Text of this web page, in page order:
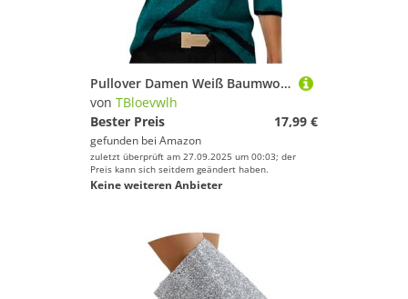
Pullover Damen Weiß Baumwolle Offener Rücken Sommer Pullover Damen Langarm Sweatshirt Basic Rundhals Langarmshirt Geometrischem Druck Longshirt Lose Casual Oberteil Winter Baumwolle Pulli Marineblau L
von TBloevwlh
Bester Preis
17,99 €
gefunden bei Amazon
zuletzt überprüft am 27.09.2025 um 00:03; der
Preis kann sich seitdem geändert haben.
Keine weiteren Anbieter